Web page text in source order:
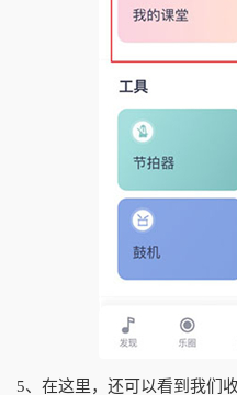
5、在这里，还可以看到我们